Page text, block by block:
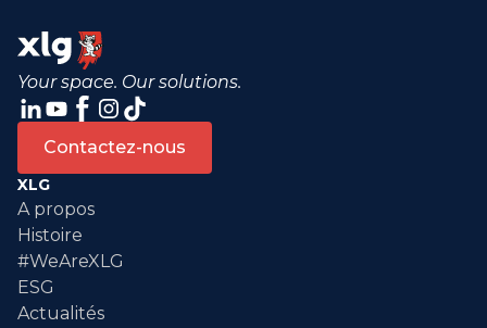
Your space. Our solutions.
Contactez-nous
XLG
A propos
Histoire
#WeAreXLG
ESG
Actualités